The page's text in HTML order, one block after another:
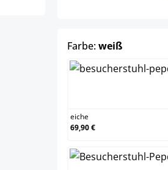
Farbe:weißauswählen
eiche
69,90 €